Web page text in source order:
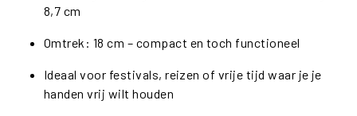
8,7 cm
Omtrek: 18 cm – compact en toch functioneel
Ideaal voor festivals, reizen of vrije tijd waar je je
handen vrij wilt houden